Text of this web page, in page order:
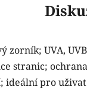
UVA, UVB
stranic;
ideální pro